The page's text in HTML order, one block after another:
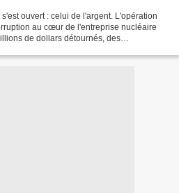
ouvert : celui de l'argent. L'opération
au cœur de l'entreprise nucléaire
de dollars détournés, des